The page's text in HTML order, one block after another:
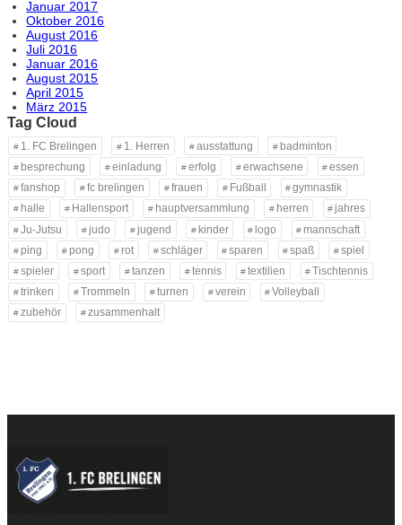
Januar 2017
Oktober 2016
August 2016
Juli 2016
Januar 2016
August 2015
April 2015
März 2015
Tag Cloud
1. FC Brelingen 1. Herren ausstattung
badminton
besprechung
einladung erfolg erwachsene
essen
fanshop
fc brelingen frauen Fußball
gymnastik
halle
Hallensport hauptversammlung herren
jahres
Ju-Jutsu
judo jugend kinder logo
mannschaft
ping
pong rot schläger sparen spaß
spiel
spieler
sport tanzen tennis textilien
Tischtennis
trinken
Trommeln turnen verein
Volleyball
zubehör
zusammenhalt